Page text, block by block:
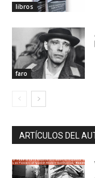
libros
faro
ARTÍCULOS DEL